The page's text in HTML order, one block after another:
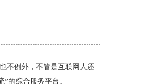
不例外，不管是互联网人还
的综合服务平台。